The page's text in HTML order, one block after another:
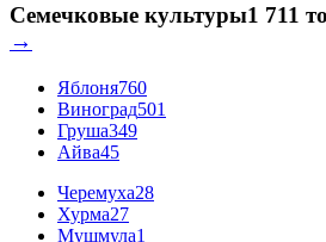
Семечковые культуры1 711
→
Яблоня760
Виноград501
Груша349
Айва45
Черемуха28
Хурма27
Мушмула1